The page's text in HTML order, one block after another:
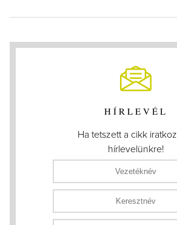
HÍRLEVÉL
Ha tetszett a cikk
hírlevelünkre!